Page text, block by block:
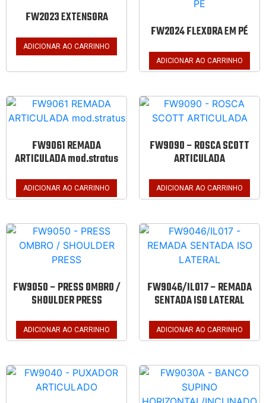
FW2023 EXTENSORA
ADICIONAR AO CARRINHO
FW2024 FLEXORA EM PÉ
ADICIONAR AO CARRINHO
FW9061 REMADA
ARTICULADA mod.stratus
ADICIONAR AO CARRINHO
FW9090 – ROSCA SCOTT
ARTICULADA
ADICIONAR AO CARRINHO
FW9050 – PRESS OMBRO /
SHOULDER PRESS
ADICIONAR AO CARRINHO
FW9046/IL017 – REMADA
SENTADA ISO LATERAL
ADICIONAR AO CARRINHO